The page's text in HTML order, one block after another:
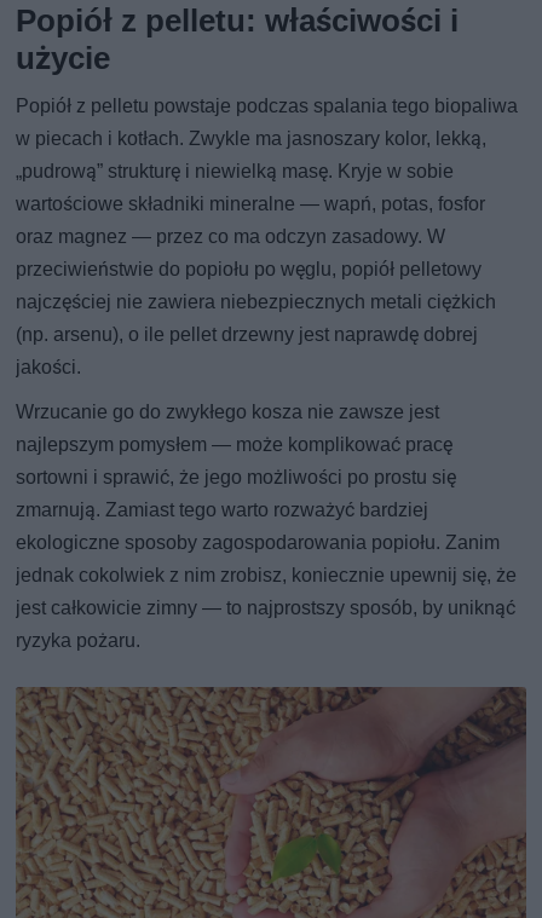
Popiół z pelletu: właściwości i
użycie
Popiół z pelletu powstaje podczas spalania tego biopaliwa
w piecach i kotłach. Zwykle ma jasnoszary kolor, lekką,
„pudrową” strukturę i niewielką masę. Kryje w sobie
wartościowe składniki mineralne — wapń, potas, fosfor
oraz magnez — przez co ma odczyn zasadowy. W
przeciwieństwie do popiołu po węglu, popiół pelletowy
najczęściej nie zawiera niebezpiecznych metali ciężkich
(np. arsenu), o ile pellet drzewny jest naprawdę dobrej
jakości.
Wrzucanie go do zwykłego kosza nie zawsze jest
najlepszym pomysłem — może komplikować pracę
sortowni i sprawić, że jego możliwości po prostu się
zmarnują. Zamiast tego warto rozważyć bardziej
ekologiczne sposoby zagospodarowania popiołu. Zanim
jednak cokolwiek z nim zrobisz, koniecznie upewnij się, że
jest całkowicie zimny — to najprostszy sposób, by uniknąć
ryzyka pożaru.